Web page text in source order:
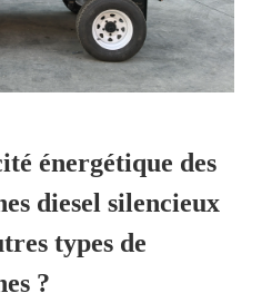
énergétique des
diesel silencieux
types de
?